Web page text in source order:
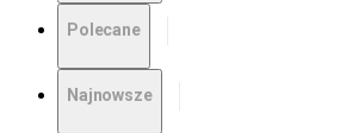
Polecane
Najnowsze